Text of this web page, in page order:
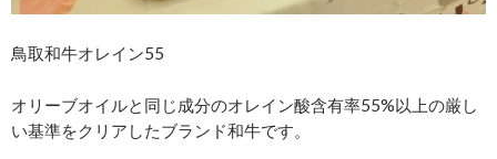
⿃取和⽜オレイン55
オリーブオイルと同じ成分のオレイン酸含有率55%以上の厳し
い基準をクリアしたブランド和牛です。